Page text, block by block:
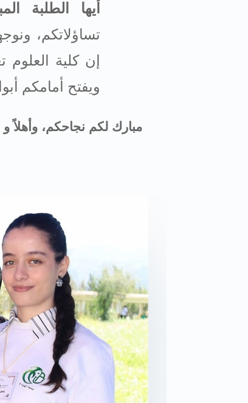
أيها الطلبة
تساؤلاتكم،
إن كلية العلوم
ويفتح أمامكم
مبارك لكم نجاحكم، وأهلاً